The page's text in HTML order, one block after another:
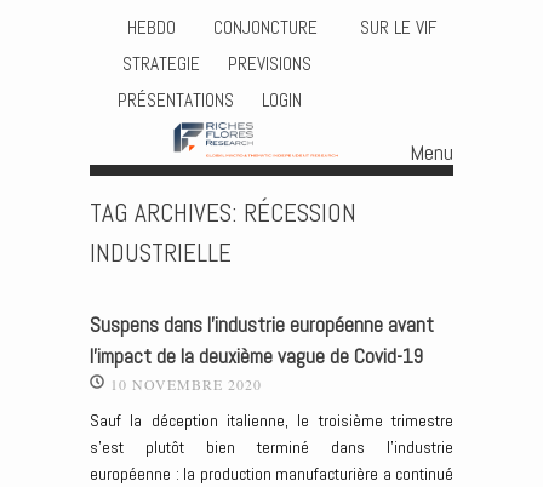
HEBDO CONJONCTURE
SUR LE VIF
STRATEGIE
PREVISIONS
PRÉSENTATIONS
LOGIN
Menu
TAG ARCHIVES: RÉCESSION
INDUSTRIELLE
Suspens dans l’industrie européenne avant
l’impact de la deuxième vague de Covid-19
10 NOVEMBRE 2020
Sauf la déception italienne, le troisième trimestre
s’est plutôt bien terminé dans l’industrie
européenne : la production manufacturière a continué